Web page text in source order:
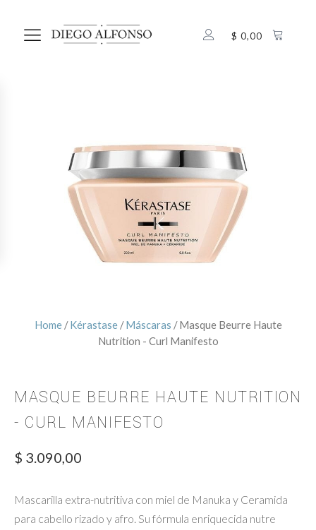
$ 0,00
Home/Kérastase/Máscaras / Masque Beurre Haute
Nutrition - Curl Manifesto
MASQUE BEURRE HAUTE NUTRITION
- CURL MANIFESTO
$ 3.090,00
Mascarilla extra-nutritiva con miel de Manuka y Ceramida
para cabello rizado y afro. Su fórmula enriquecida nutre